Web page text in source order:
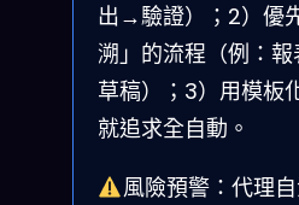
出→驗證）；2）優
溯」的流程（例：
草稿）；3）用模板
就追求全自動。
風險預警：代理